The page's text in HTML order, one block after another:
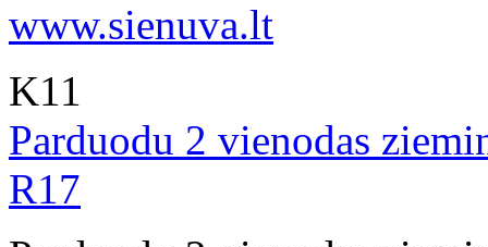
www.sienuva.lt
K11
Parduodu 2 vienodas
R17